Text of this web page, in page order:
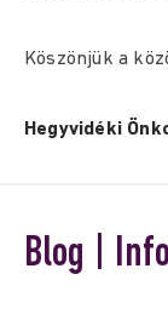
Köszönjük a
Hegyvidéki
Blog | Info